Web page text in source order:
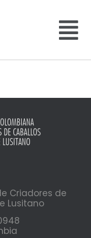
Criadores de
Lusitano